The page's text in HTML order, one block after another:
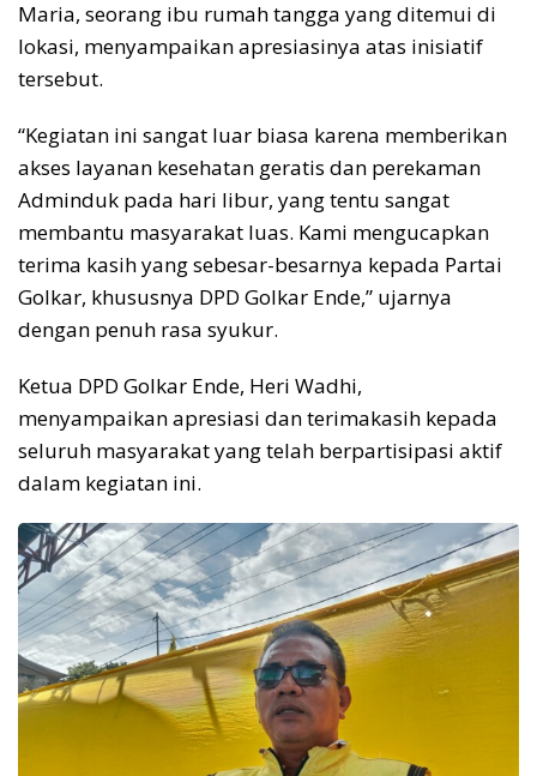
Maria, seorang ibu rumah tangga yang ditemui di
lokasi, menyampaikan apresiasinya atas inisiatif
tersebut.
“Kegiatan ini sangat luar biasa karena memberikan
akses layanan kesehatan geratis dan perekaman
Adminduk pada hari libur, yang tentu sangat
membantu masyarakat luas. Kami mengucapkan
terima kasih yang sebesar-besarnya kepada Partai
Golkar, khususnya DPD Golkar Ende,” ujarnya
dengan penuh rasa syukur.
Ketua DPD Golkar Ende, Heri Wadhi,
menyampaikan apresiasi dan terimakasih kepada
seluruh masyarakat yang telah berpartisipasi aktif
dalam kegiatan ini.